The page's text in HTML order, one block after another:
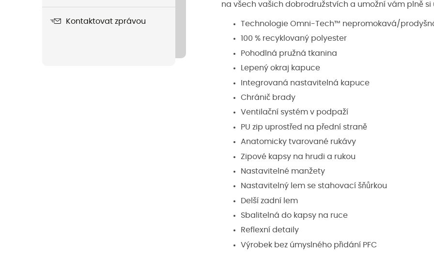
Kontaktovat zprávou
na všech vašich dobrodružstvích a umožní vám plně si
Technologie Omni-Tech™ nepromokavá/
100 % recyklovaný polyester
Pohodlná pružná tkanina
Lepený okraj kapuce
Integrovaná nastavitelná kapuce
Chránič brady
Ventilační systém v podpaží
PU zip uprostřed na přední straně
Anatomicky tvarované rukávy
Zipové kapsy na hrudi a rukou
Nastavitelné manžety
Nastavitelný lem se stahovací šňůrkou
Delší zadní lem
Sbalitelná do kapsy na ruce
Reflexní detaily
Výrobek bez úmyslného přidání PFC